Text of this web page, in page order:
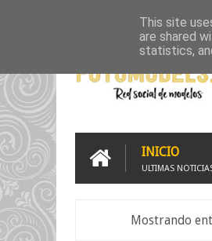
500PX FLICKR
INICIO
ULTIMAS
Mostrando
This site
are shared
statistics,